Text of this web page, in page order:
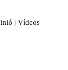
| Vídeos